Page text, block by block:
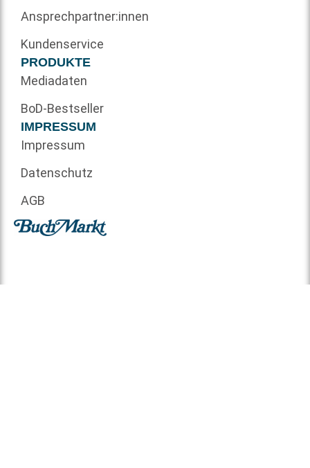
Ansprechpartner:innen
Kundenservice
PRODUKTE
Mediadaten
BoD-Bestseller
IMPRESSUM
Impressum
Datenschutz
AGB